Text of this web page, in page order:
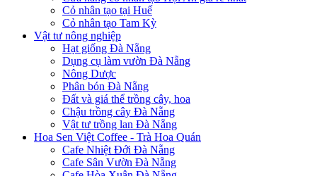
Cỏ nhân tạo tại Huế
Cỏ nhân tạo Tam Kỳ
Vật tư nông nghiệp
Hạt giống Đà Nẵng
Dụng cụ làm vườn Đà Nẵng
Nông Dược
Phân bón Đà Nẵng
Đất và giá thể trồng cây, hoa
Chậu trồng cây Đà Nẵng
Vật tư trồng lan Đà Nẵng
Hoa Sen Việt Coffee - Trà Hoa Quán
Cafe Nhiệt Đới Đà Nẵng
Cafe Sân Vườn Đà Nẵng